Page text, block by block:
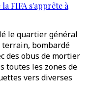
FIFA s'apprête à
le quartier général
bombardé
des obus de mortier
toutes les zones de
vers diverses